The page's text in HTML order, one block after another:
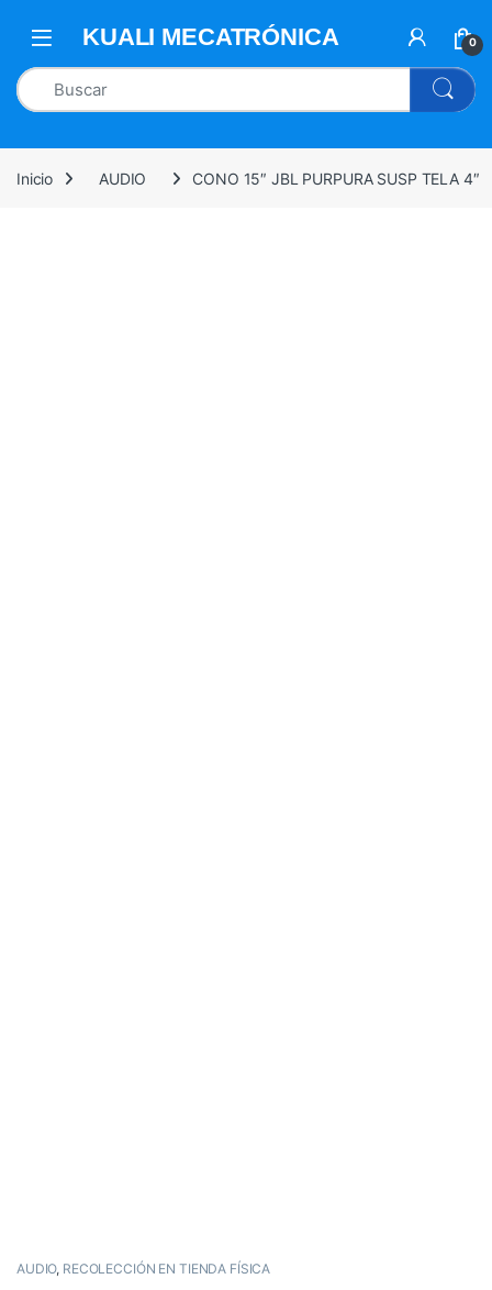
0
Inicio AUDIO CONO 15″ JBL PURPURA SUSP TELA 4″
AUDIO, RECOLECCIÓN EN TIENDA FÍSICA